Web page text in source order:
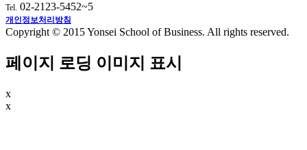
Tel. 02-2123-5452~5
개인정보처리방침
Copyright © 2015 Yonsei School of Business. All rights reserved.
페이지 로딩 이미지 표시
x
x